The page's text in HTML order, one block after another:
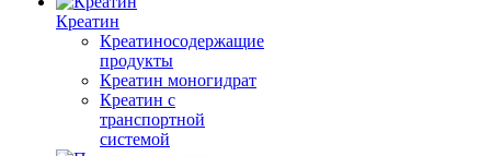
Креатин
Креатиносодержащие
продукты
Креатин моногидрат
Креатин с
транспортной
системой